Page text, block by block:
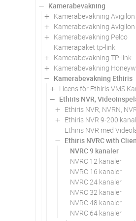
Kamerabevakning
Kamerabevakning
Kamerabevakning
Kamerabevakning Pelco
Kamerapaket tp-link
Kamerabevakning TP-link
Kamerabevakning
Kamerabevakning Ethiris
Licens för Ethiris VMS
Ethiris NVR,
Ethiris NVR, NVRN,
Ethiris NVR 9-200
Ethiris NVR med
Ethiris NVRC with
NVRC 9 kanaler
NVRC 12 kanaler
NVRC 16 kanaler
NVRC 24 kanaler
NVRC 32 kanaler
NVRC 48 kanaler
NVRC 64 kanaler